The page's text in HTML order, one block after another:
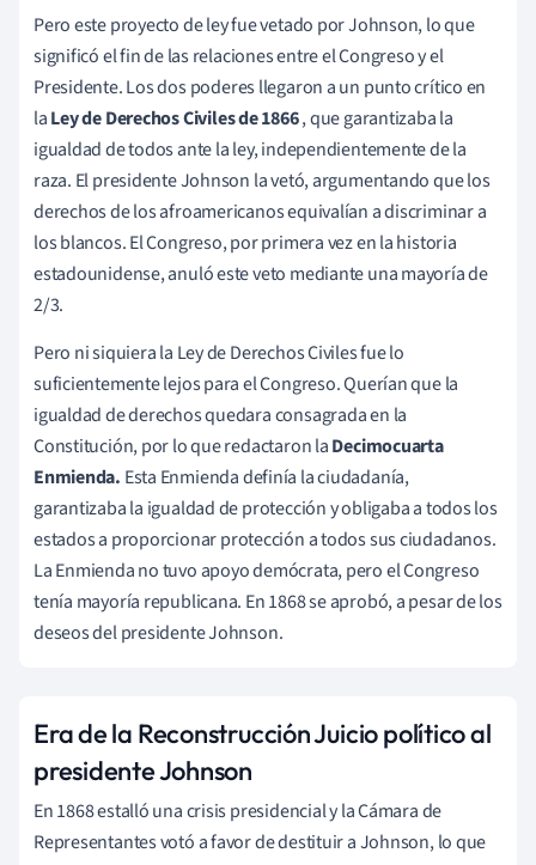
Pero este proyecto de ley fue vetado por Johnson, lo que
significó el fin de las relaciones entre el Congreso y el
Presidente.Los dos poderes llegaron a un punto crítico en
laLey de Derechos Civiles de 1866, que garantizaba la
igualdad de todos ante la ley, independientemente de la
raza. El presidente Johnson la vetó, argumentando que los
derechos de los afroamericanos equivalían a discriminar a
los blancos.El Congreso, por primera vez en la historia
estadounidense, anuló este veto mediante una mayoría de
2/3.
Pero ni siquiera la Ley de Derechos Civiles fue lo
suficientemente lejos para el Congreso. Querían que la
igualdad de derechos quedara consagrada en la
Constitución, por lo que redactaron laDecimocuarta
Enmienda. Esta Enmienda definía la ciudadanía,
garantizaba la igualdad de protección y obligaba a todos los
estados a proporcionarprotección a todos sus ciudadanos.
La Enmienda no tuvo apoyo demócrata, pero el Congreso
tenía mayoría republicana. En 1868 se aprobó, a pesar de los
deseos del presidente Johnson.
Era de la Reconstrucción Juicio político al
presidente Johnson
En 1868 estalló una crisis presidencial yla Cámara de
Representantes votó a favor de destituir a Johnson, lo que